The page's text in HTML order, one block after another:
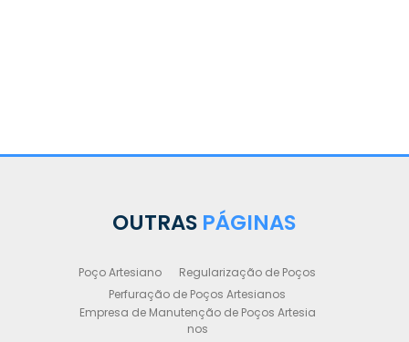
OUTRAS PÁGINAS
Poço Artesiano
Regularização de Poços
Perfuração de Poços Artesianos
Empresa de Manutenção de Poços Artesia
nos